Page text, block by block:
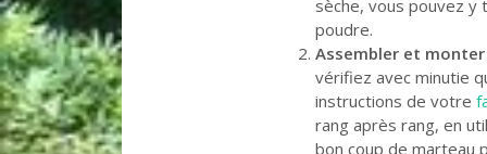
sèche, vous pouvez y
poudre.
Assembler et
vérifiez avec minutie
instructions de votre
rang après rang, en
bon coup de marteau